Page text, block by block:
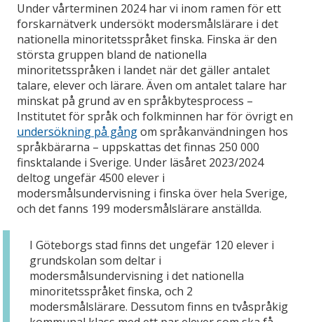
Under vårterminen 2024 har vi inom ramen för ett
forskarnätverk undersökt modersmålslärare i det
nationella minoritetsspråket finska. Finska är den
största gruppen bland de nationella
minoritetsspråken i landet när det gäller antalet
talare, elever och lärare. Även om antalet talare har
minskat på grund av en språkbytesprocess –
Institutet för språk och folkminnen har för övrigt en
undersökning på gångom språkanvändningen hos
språkbärarna – uppskattas det finnas 250 000
finsktalande i Sverige. Under läsåret 2023/2024
deltog ungefär 4500 elever i
modersmålsundervisning i finska över hela Sverige,
och det fanns 199 modersmålslärare anställda.
I Göteborgs stad finns det ungefär 120 elever i
grundskolan som deltar i
modersmålsundervisning i det nationella
minoritetsspråket finska, och 2
modersmålslärare. Dessutom finns en tvåspråkig